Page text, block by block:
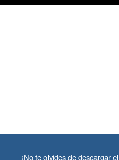
¡No te olvides de descargar el